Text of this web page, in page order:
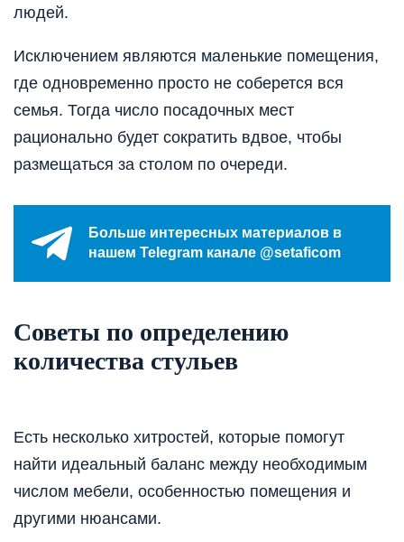
людей.
Исключением являются маленькие помещения,
где одновременно просто не соберется вся
семья. Тогда число посадочных мест
рационально будет сократить вдвое, чтобы
размещаться за столом по очереди.
Больше интересных материалов в
нашем Telegram канале @setaficom
Советы по определению
количества стульев
Есть несколько хитростей, которые помогут
найти идеальный баланс между необходимым
числом мебели, особенностью помещения и
другими нюансами.